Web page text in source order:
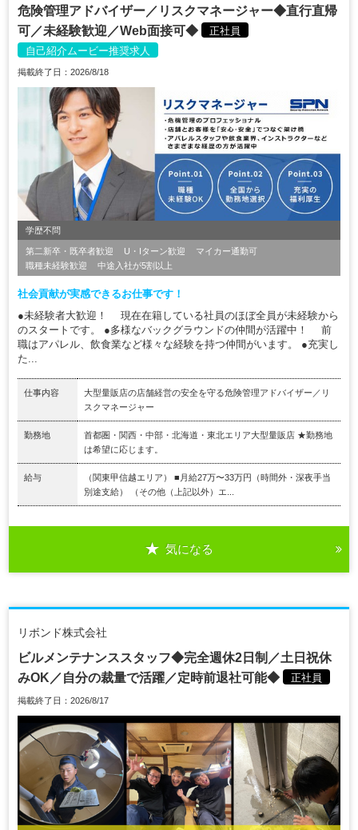
危険管理アドバイザー／リスクマネージャー◆直行直帰
可／未経験歓迎／Web面接可◆
正社員
自己紹介ムービー推奨求人
掲載終了日：2026/8/18
学歴不問
第二新卒・既卒者歓迎 U・Iターン歓迎
マイカー通勤可
職種未経験歓迎
中途入社が5割以上
社会貢献が実感できるお仕事です！
●未経験者大歓迎！ 現在在籍している社員のほぼ全員が未経験から
のスタートです。 ●多様なバックグラウンドの仲間が活躍中！ 前
職はアパレル、飲食業など様々な経験を持つ仲間がいます。 ●充実し
た...
仕事内容
大型量販店の店舗経営の安全を守る危険管理アドバイザー／リ
スクマネージャー
勤務地
首都圏・関西・中部・北海道・東北エリア大型量販店 ★勤務地
は希望に応じます。
給与
（関東甲信越エリア） ■月給27万〜33万円（時間外・深夜手当
別途支給） （その他（上記以外）エ...
気になる
リボンド株式会社
ビルメンテナンススタッフ◆完全週休2日制／土日祝休
みOK／自分の裁量で活躍／定時前退社可能◆
正社員
掲載終了日：2026/8/17